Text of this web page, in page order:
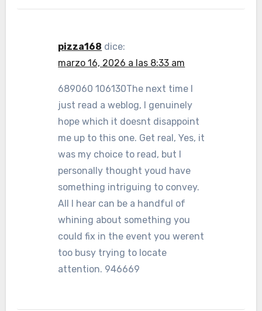
pizza168 dice:
marzo 16, 2026 a las 8:33 am
689060 106130The next time I
just read a weblog, I genuinely
hope which it doesnt disappoint
me up to this one. Get real, Yes, it
was my choice to read, but I
personally thought youd have
something intriguing to convey.
All I hear can be a handful of
whining about something you
could fix in the event you werent
too busy trying to locate
attention. 946669